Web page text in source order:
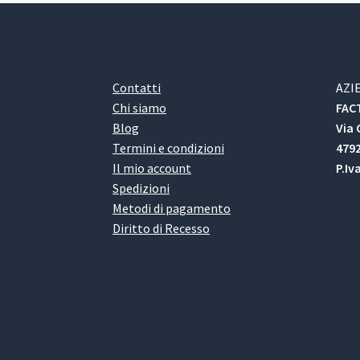
Contatti
Chi siamo
Blog
Termini e condizioni
Il mio account
Spedizioni
Metodi di pagamento
Diritto di Recesso
Via